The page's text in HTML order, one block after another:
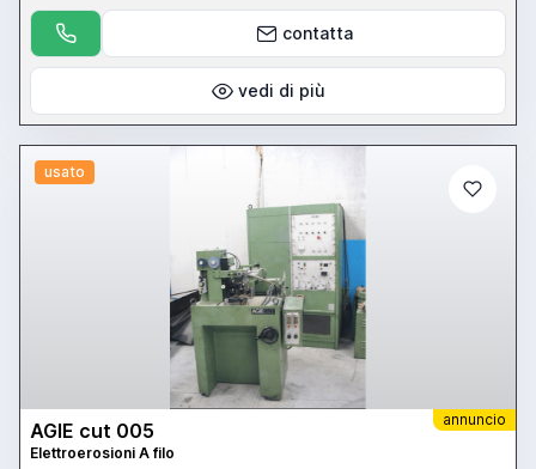
contatta
vedi di più
usato
annuncio
AGIE cut 005
Elettroerosioni A filo